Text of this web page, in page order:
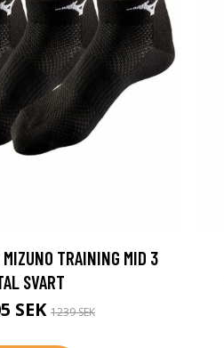
TRAINING MID 3
SVART
SEK 1239 SEK